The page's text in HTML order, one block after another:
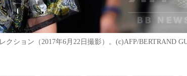
ション（2017年6月22日撮影）。(c)AFP/BERTRAND